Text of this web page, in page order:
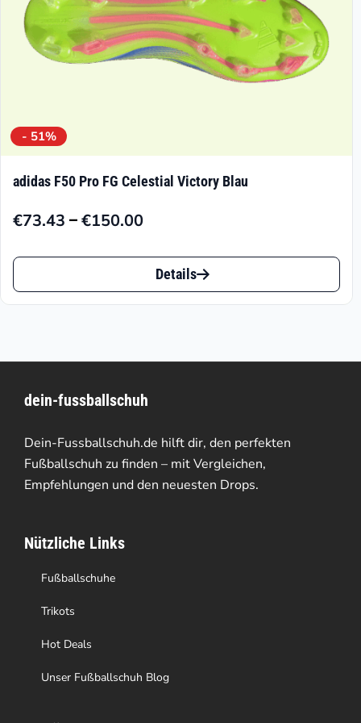
Produktseite
gewählt
werden
- 51%
adidas F50 Pro FG Celestial Victory Blau
€73.43 –€150.00
Preisspanne:
€73.43
€150.00
Dieses
Produkt
auf.
Die
Optionen
können
der
Produktseite
gewählt
werden
Details
dein-fussballschuh
Dein-Fussballschuh.de hilft dir, den perfekten
Fußballschuh zu finden – mit Vergleichen,
Empfehlungen und den neuesten Drops.
Nützliche Links
Fußballschuhe
Trikots
Hot Deals
Unser Fußballschuh Blog